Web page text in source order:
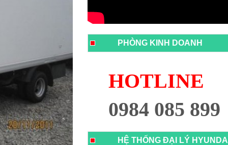
PHÒNG KINH DOANH
HOTLINE
0984 085 899
HỆ THỐNG ĐẠI LÝ HYUNDAI